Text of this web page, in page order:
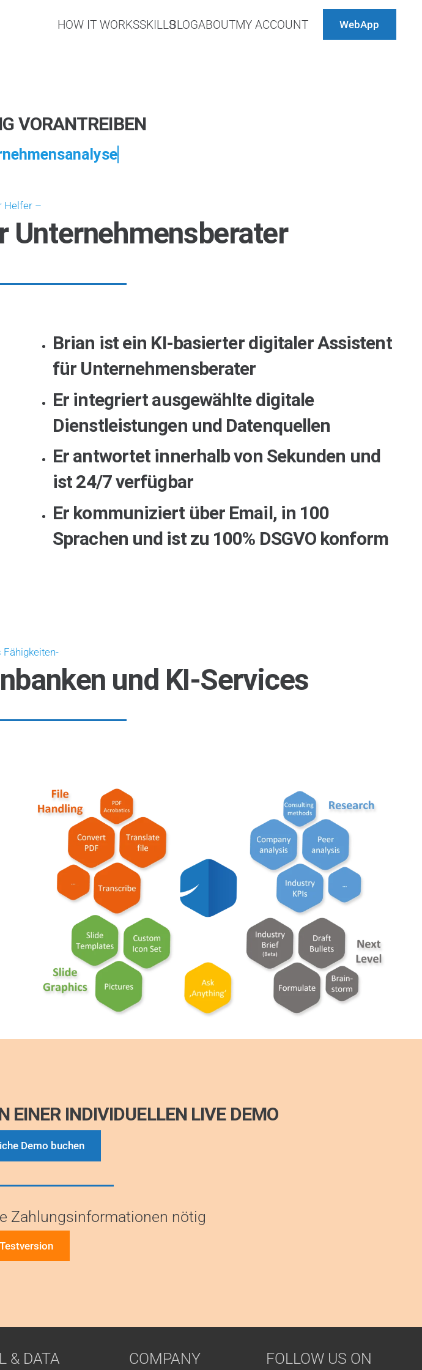
HOW IT WORKSSKILLSBLOGABOUTMY ACCOUNT WebApp
VORANTREIBEN
Untern
Helfer –
Brian ist ein KI-basierter digitaler Assistent
für Unternehmensberater
Er integriert ausgewählte digitale
Dienstleistungen und Datenquellen
Er antwortet innerhalb von Sekunden und
ist 24/7 verfügbar
Er kommuniziert über Email, in 100
Sprachen und ist zu 100% DSGVO konform
Fähigkeiten-
und KI-Services
EINER INDIVIDUELLEN LIVE DEMO
Demo buchen
Zahlungsinformationen nötig
& DATA COMPANY FOLLOW US ON